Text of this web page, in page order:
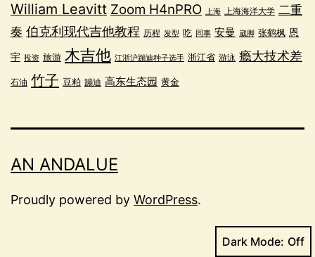
William Leavitt Zoom H4nPRO 上海 上海海洋大学 二重
奏 伯克利现代吉他教程 历程 发型 吃 同事 安曼 崴脚 张鹤枫 恩
宇 投资 旅游 木吉他 江浙沪蹦迪种子选手 浙江省 游泳 瘾大技术差
石油 竹子 豆粕 蹦迪 高东生态园 黄金
AN ANDALUE
Proudly powered by WordPress.
Dark Mode: